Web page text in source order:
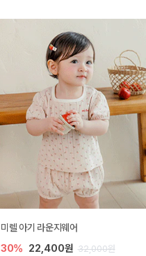
미렐 아기 라운지웨어
30% 22,400원 32,000원